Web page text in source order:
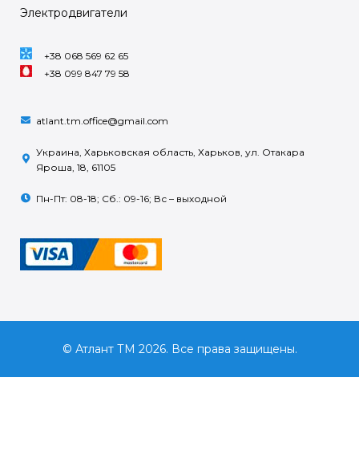
Электродвигатели
+38 068 569 62 65
+38 099 847 79 58
atlant.tm.office@gmail.com
Украина, Харьковская область, Харьков, ул. Отакара
Яроша, 18, 61105
Пн-Пт: 08-18; Сб.: 09-16; Вс – выходной
© Атлант ТМ 2026. Все права защищены.